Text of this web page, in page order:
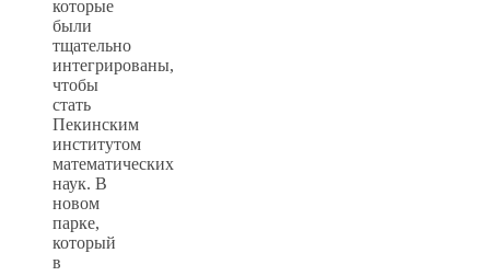
которые
были
тщательно
интегрированы,
чтобы
стать
Пекинским
институтом
математических
наук. В
новом
парке,
который
в